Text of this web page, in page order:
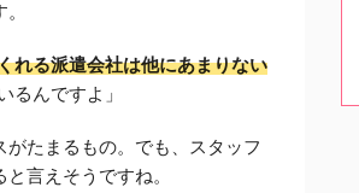
れる派遣会社は他にあまりない
るんですよ」
たまるもの。 でも、スタッフ
言えそうですね。